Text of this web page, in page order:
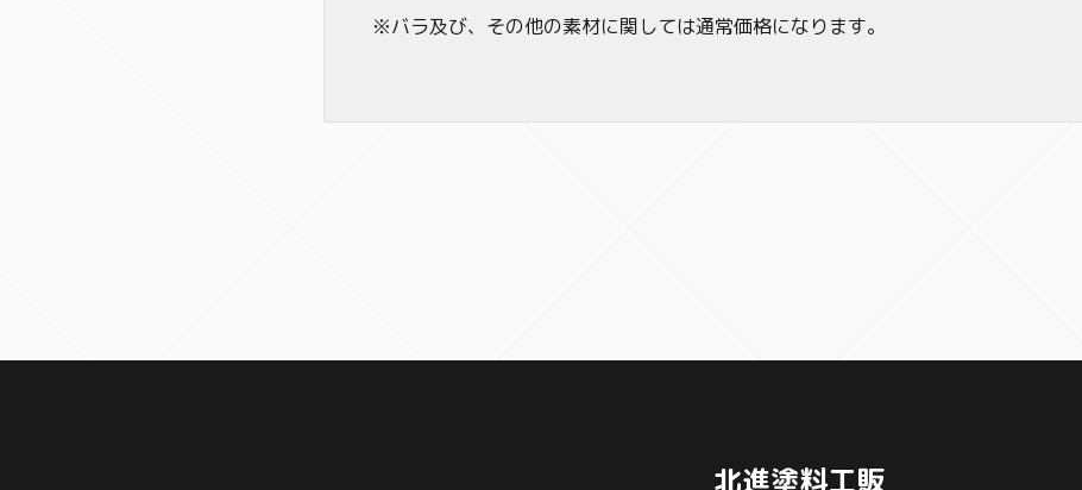
※バラ及び、その他の素材に関しては通常価格になります。
北進塗料工販